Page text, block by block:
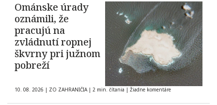
Ománske úrady
oznámili, že
pracujú na
zvládnutí ropnej
škvrny pri južnom
pobreží
10. 08. 2026 | ZO ZAHRANIČIA | 2 min. čítania | Žiadne komentáre